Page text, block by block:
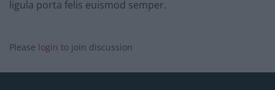
ligula porta felis euismod semper.
Please login to join discussion